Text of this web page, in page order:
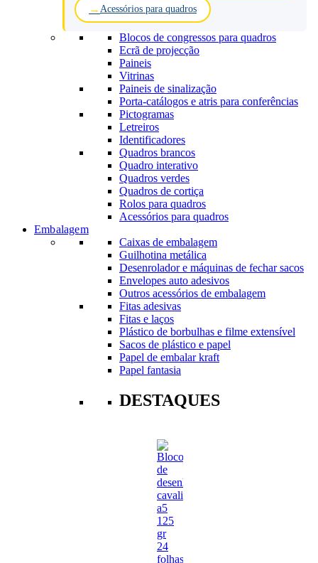
Acessórios para quadros
Blocos de congressos para quadros
Ecrã de projecção
Paineis
Vitrinas
Paineis de sinalização
Porta-catálogos e atris para conferências
Pictogramas
Letreiros
Identificadores
Quadros brancos
Quadro interativo
Quadros verdes
Quadros de cortiça
Rolos para quadros
Acessórios para quadros
Embalagem
Caixas de embalagem
Guilhotina metálica
Desenrolador e máquinas de fechar sacos
Envelopes auto adesivos
Outros acessórios de embalagem
Fitas adesivas
Fitas e laços
Plástico de borbulhas e filme extensível
Sacos de plástico e papel
Papel de embalar kraft
Papel fantasia
DESTAQUES